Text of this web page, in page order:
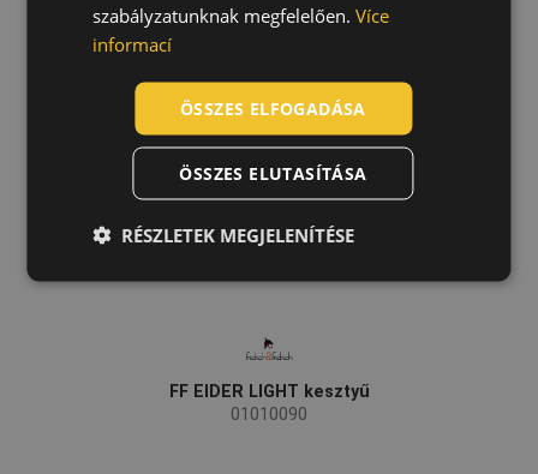
FF EIDER LIGHT kesztyű
01010090
SLOVAK
GERMAN
szabályzatunknak megfelelően. Více
informací
ÖSSZES ELFOGADÁSA
ÖSSZES ELUTASÍTÁSA
RÉSZLETEK MEGJELENÍTÉSE